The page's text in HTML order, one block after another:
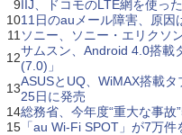
9IIJ、ドコモのLTE網を使っ
1011日のauメール障害、原因
11 ソニー、ソニー・エリクソ
12サムスン、Android 4.0搭載
(7.0)」
13ASUSとUQ、WiMAX搭載
25日に発売
14総務省、今年度“重大な事故
15 「au Wi-Fi SPOT」が7万件